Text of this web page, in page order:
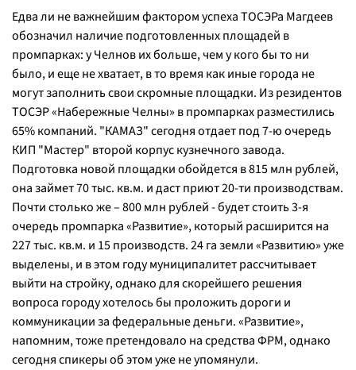
Едва ли не важнейшим фактором успеха ТОСЭРа Магдеев
обозначил наличие подготовленных площадей в
промпарках: у Челнов их больше, чем у кого бы то ни
было, и еще не хватает, в то время как иные города не
могут заполнить свои скромные площадки. Из резидентов
ТОСЭР «Набережные Челны» в промпарках разместились
65% компаний. "КАМАЗ" сегодня отдает под 7-ю очередь
КИП "Мастер" второй корпус кузнечного завода.
Подготовка новой площадки обойдется в 815 млн рублей,
она займет 70 тыс. кв.м. и даст приют 20-ти производствам.
Почти столько же – 800 млн рублей - будет стоить 3-я
очередь промпарка «Развитие», который расширится на
227 тыс. кв.м. и 15 производств. 24 га земли «Развитию» уже
выделены, и в этом году муниципалитет рассчитывает
выйти на стройку, однако для скорейшего решения
вопроса городу хотелось бы проложить дороги и
коммуникации за федеральные деньги. «Развитие»,
напомним, тоже претендовало на средства ФРМ, однако
сегодня спикеры об этом уже не упомянули.